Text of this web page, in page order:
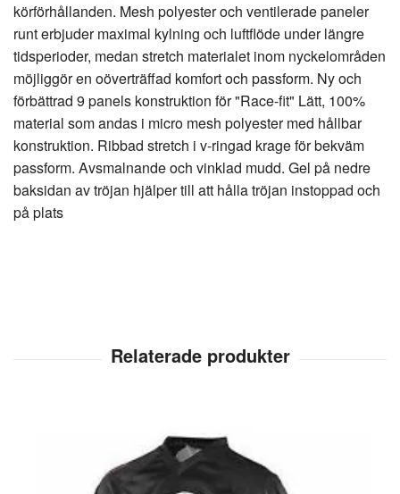
körförhållanden. Mesh polyester och ventilerade paneler
runt erbjuder maximal kylning och luftflöde under längre
tidsperioder, medan stretch materialet inom nyckelområden
möjliggör en oöverträffad komfort och passform. Ny och
förbättrad 9 panels konstruktion för "Race-fit" Lätt, 100%
material som andas i micro mesh polyester med hållbar
konstruktion. Ribbad stretch i v-ringad krage för bekväm
passform. Avsmalnande och vinklad mudd. Gel på nedre
baksidan av tröjan hjälper till att hålla tröjan instoppad och
på plats